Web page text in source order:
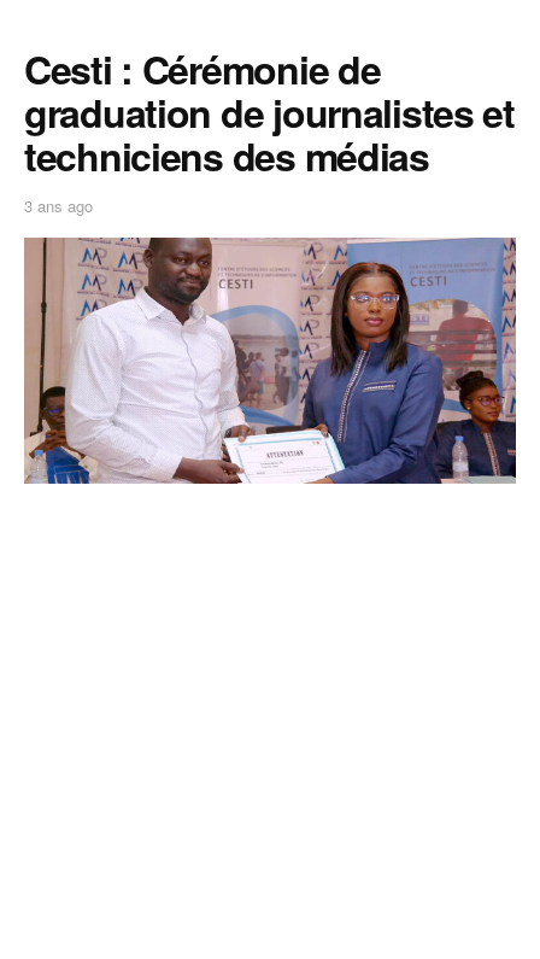
Cesti : Cérémonie de
graduation de journalistes et
techniciens des médias
3 ans ago